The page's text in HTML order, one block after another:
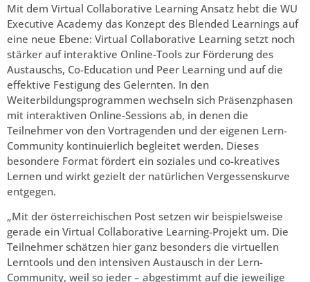
Mit dem Virtual Collaborative Learning Ansatz hebt die WU
Executive Academy das Konzept des Blended Learnings auf
eine neue Ebene: Virtual Collaborative Learning setzt noch
stärker auf interaktive Online-Tools zur Förderung des
Austauschs, Co-Education und Peer Learning und auf die
effektive Festigung des Gelernten. In den
Weiterbildungsprogrammen wechseln sich Präsenzphasen
mit interaktiven Online-Sessions ab, in denen die
Teilnehmer von den Vortragenden und der eigenen Lern-
Community kontinuierlich begleitet werden. Dieses
besondere Format fördert ein soziales und co-kreatives
Lernen und wirkt gezielt der natürlichen Vergessenskurve
entgegen.
„Mit der österreichischen Post setzen wir beispielsweise
gerade ein Virtual Collaborative Learning-Projekt um. Die
Teilnehmer schätzen hier ganz besonders die virtuellen
Lerntools und den intensiven Austausch in der Lern-
Community, weil so jeder – abgestimmt auf die jeweilige